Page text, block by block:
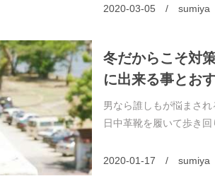
2020-03-05 / sumiya
冬だからこそ対
に出来る事とお
男なら誰しもが悩まさ
日中革靴を履いて歩き
2020-01-17 / sumiya